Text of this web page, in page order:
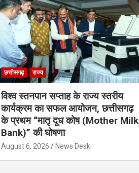
छत्तीसगढ़ राज्य
विश्व स्तनपान सप्ताह के राज्य स्तरीय
कार्यक्रम का सफल आयोजन, छत्तीसगढ़
के प्रथम “मातृ दूध कोष (Mother Milk
Bank)” की घोषणा
August 6, 2026 News Desk